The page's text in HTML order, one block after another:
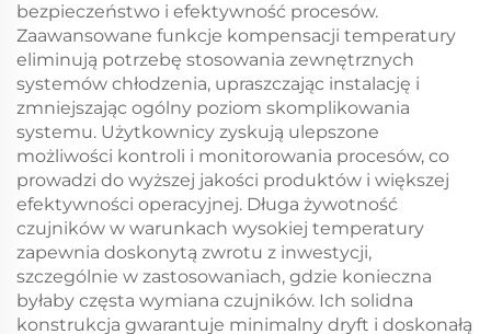
bezpieczeństwo i efektywność procesów.
Zaawansowane funkcje kompensacji temperatury
eliminują potrzebę stosowania zewnętrznych
systemów chłodzenia, upraszczając instalację i
zmniejszając ogólny poziom skomplikowania
systemu. Użytkownicy zyskują ulepszone
możliwości kontroli i monitorowania procesów, co
prowadzi do wyższej jakości produktów i większej
efektywności operacyjnej. Długa żywotność
czujników w warunkach wysokiej temperatury
zapewnia doskonytą zwrotu z inwestycji,
szczególnie w zastosowaniach, gdzie konieczna
byłaby częsta wymiana czujników. Ich solidna
konstrukcja gwarantuje minimalny dryft i doskonałą